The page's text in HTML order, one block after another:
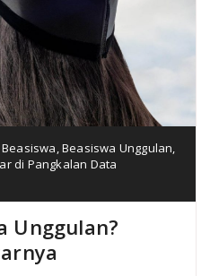
Beasiswa ,Beasiswa Unggulan
di Pangkalan Data
Unggulan?